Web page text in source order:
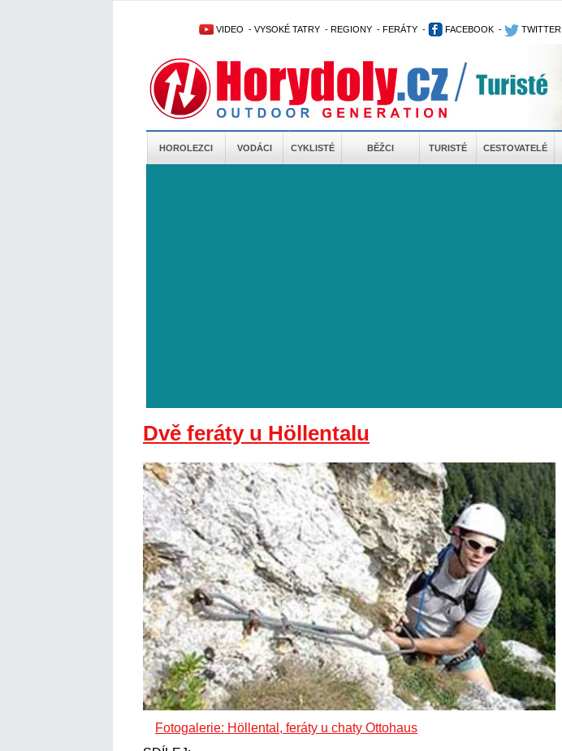
VIDEO - VYSOKÉ TATRY - REGIONY - FERÁTY - FACEBOOK - TWITTER
HOROLEZCI VODÁCI CYKLISTÉ BĚŽCI TURISTÉ CESTOVATELÉ
Dvě feráty u Höllentalu
Fotogalerie: Höllental, feráty u chaty Ottohaus